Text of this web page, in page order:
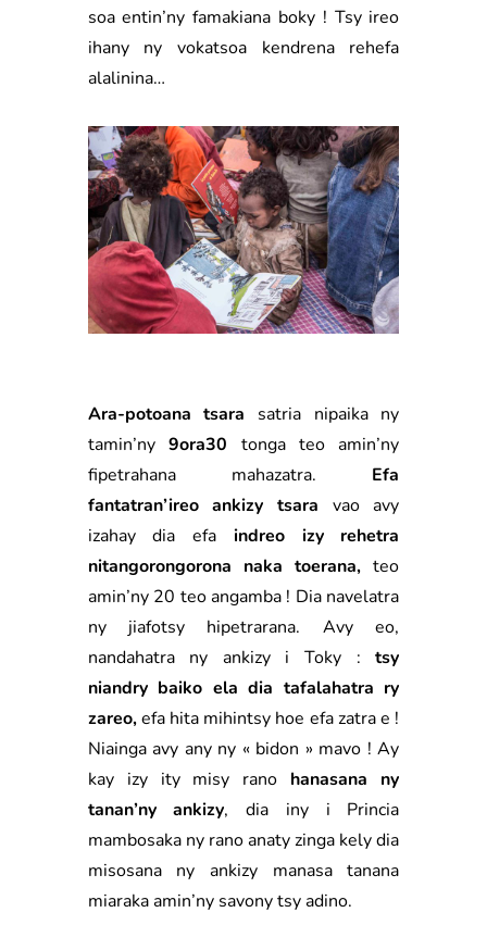
soa entin’ny famakiana boky ! Tsy ireo
ihany ny vokatsoa kendrena rehefa
alalinina…
Ara-potoana tsara satria nipaika ny
tamin’ny9ora30 tonga teo amin’ny
fipetrahana mahazatra. Efa
fantatran’ireo ankizy tsara vao avy
izahay dia efa indreo izy rehetra
nitangorongorona naka toerana, teo
amin’ny 20 teo angamba ! Dia navelatra
ny jiafotsy hipetrarana. Avy eo,
nandahatra ny ankizy i Toky :tsy
niandry baiko ela dia tafalahatra ry
zareo,efa hita mihintsy hoe efa zatra e !
Niainga avy any ny « bidon » mavo ! Ay
kay izy ity misy rano hanasana ny
tanan’ny ankizy, dia iny i Princia
mambosaka ny rano anaty zinga kely dia
misosana ny ankizy manasa tanana
miaraka amin’ny savony tsy adino.